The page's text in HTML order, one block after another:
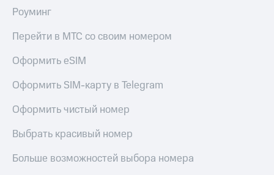
Роуминг
Перейти в МТС со своим номером
Оформить eSIM
Оформить SIM-карту в Telegram
Оформить чистый номер
Выбрать красивый номер
Больше возможностей выбора номера